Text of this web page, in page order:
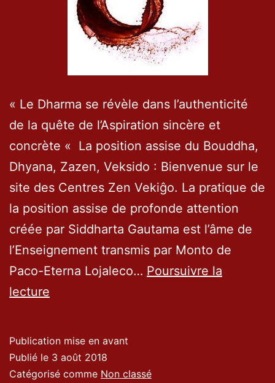
« Le Dharma se révèle dans l’authenticité
de la quête de l’Aspiration sincère et
concrète « La position assise du Bouddha,
Dhyana, Zazen, Veksido : Bienvenue sur le
site des Centres Zen Vekiĝo. La pratique de
la position assise de profonde attention
créée par Siddharta Gautama est l’âme de
l’Enseignement transmis par Monto de
Paco-Eterna Lojaleco… Poursuivre la
lecture
Publication mise en avant
Publié le 3 août 2018
Catégorisé comme Non classé